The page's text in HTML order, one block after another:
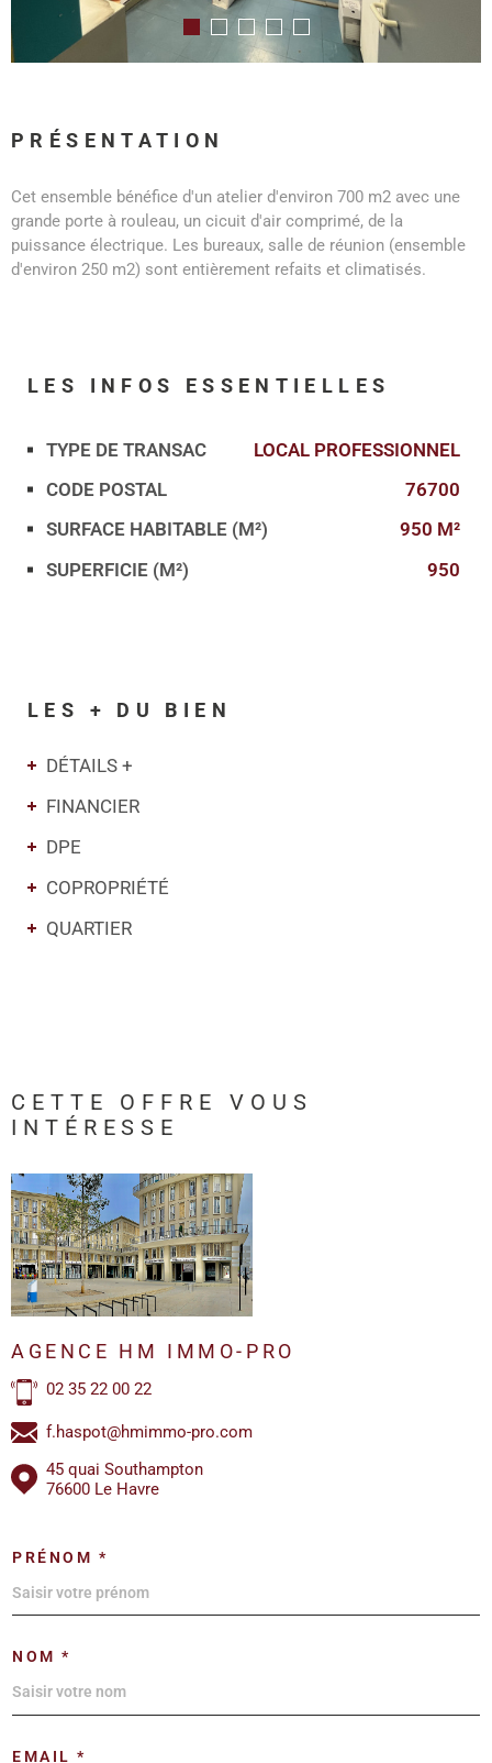
PRÉSENTATION
Cet ensemble bénéfice d'un atelier d'environ 700 m2 avec une
grande porte à rouleau, un cicuit d'air comprimé, de la
puissance électrique. Les bureaux, salle de réunion (ensemble
d'environ 250 m2) sont entièrement refaits et climatisés.
LES INFOS ESSENTIELLES
Caractérisque Valeurs
TYPE DE TRANSAC
LOCAL PROFESSIONNEL
CODE POSTAL
76700
SURFACE HABITABLE (M²)
950 M²
SUPERFICIE (M²)
950
LES + DU BIEN
DÉTAILS +
FINANCIER
DPE
COPROPRIÉTÉ
QUARTIER
CETTE OFFRE
VOUS
INTÉRESSE
AGENCE HM IMMO-PRO
02 35 22 00 22
f.haspot@hmimmo-pro.com
45 quai Southampton
76600 Le Havre
PRÉNOM *
NOM *
EMAIL *